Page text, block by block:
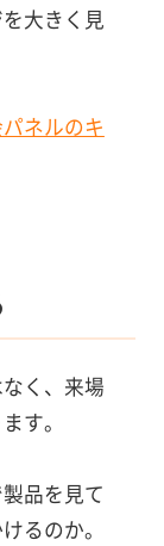
大きく見
ネルのキ
く、来場
す。
品を見て
るのか。